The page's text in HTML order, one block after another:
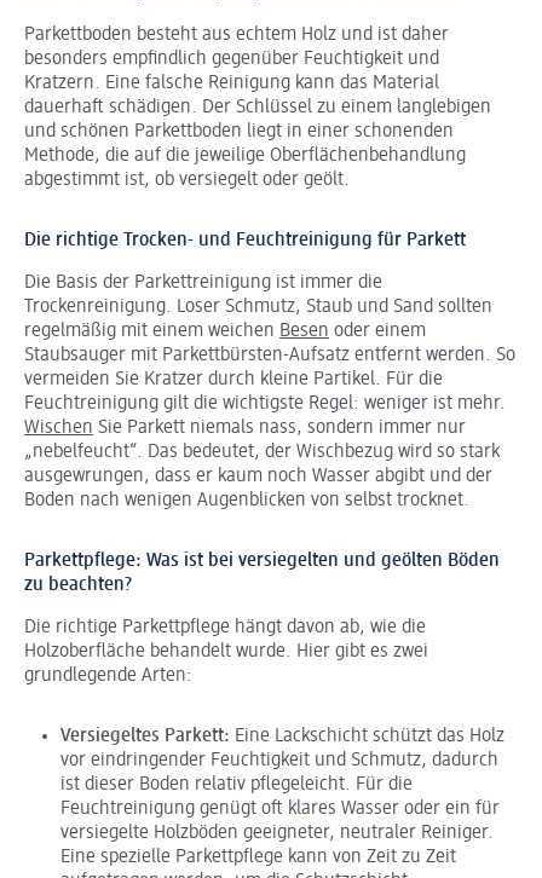
Parkettboden besteht aus echtem Holz und ist daher
besonders empfindlich gegenüber Feuchtigkeit und
Kratzern. Eine falsche Reinigung kann das Material
dauerhaft schädigen. Der Schlüssel zu einem langlebigen
und schönen Parkettboden liegt in einer schonenden
Methode, die auf die jeweilige Oberflächenbehandlung
abgestimmt ist, ob versiegelt oder geölt.
Die richtige Trocken- und Feuchtreinigung für Parkett
Die Basis der Parkettreinigung ist immer die
Trockenreinigung. Loser Schmutz, Staub und Sand sollten
regelmäßig mit einem weichen Besen oder einem
Staubsauger mit Parkettbürsten-Aufsatz entfernt werden. So
vermeiden Sie Kratzer durch kleine Partikel. Für die
Feuchtreinigung gilt die wichtigste Regel: weniger ist mehr.
Wischen Sie Parkett niemals nass, sondern immer nur
„nebelfeucht“. Das bedeutet, der Wischbezug wird so stark
ausgewrungen, dass er kaum noch Wasser abgibt und der
Boden nach wenigen Augenblicken von selbst trocknet.
Parkettpflege: Was ist bei versiegelten und geölten Böden
zu beachten?
Die richtige Parkettpflege hängt davon ab, wie die
Holzoberfläche behandelt wurde. Hier gibt es zwei
grundlegende Arten:
Versiegeltes Parkett: Eine Lackschicht schützt das Holz
vor eindringender Feuchtigkeit und Schmutz, dadurch
ist dieser Boden relativ pflegeleicht. Für die
Feuchtreinigung genügt oft klares Wasser oder ein für
versiegelte Holzböden geeigneter, neutraler Reiniger.
Eine spezielle Parkettpflege kann von Zeit zu Zeit